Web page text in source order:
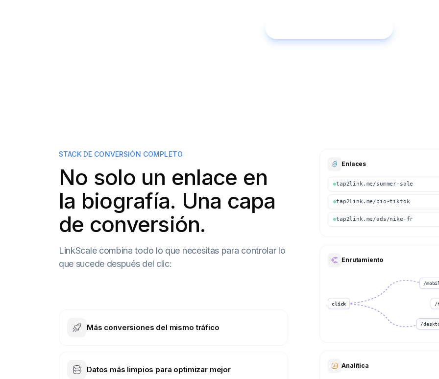
STACK DE CONVERSIÓN COMPLETO
No solo un enlace en
la biografía. Una capa
de conversión.
LinkScale combina todo lo que necesitas para controlar lo
que sucede después del clic:
Más conversiones del mismo tráfico
Datos más limpios para optimizar mejor
Enlaces
tap2link.me/summer-sale
tap2link.me/bio-tiktok
tap2link.me/ads/nike-fr
Enrutamiento
click
/
/
/
Analítica